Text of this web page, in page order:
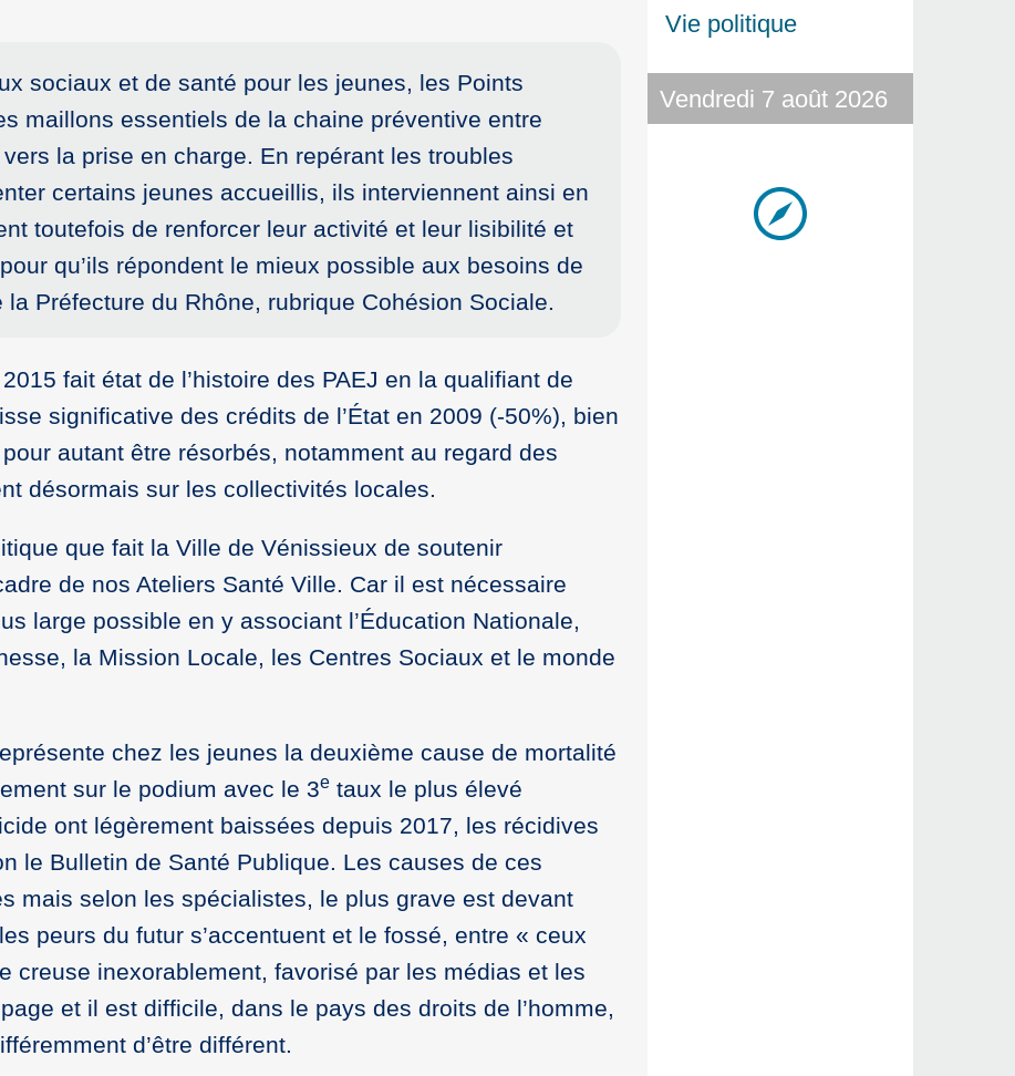
sociaux et de santé pour les jeunes, les Points
maillons essentiels de la chaine préventive entre
la prise en charge. En repérant les troubles
certains jeunes accueillis, ils interviennent ainsi en
toutefois de renforcer leur activité et leur lisibilité et
qu’ils répondent le mieux possible aux besoins de
Préfecture du Rhône, rubrique Cohésion Sociale.
fait état de l’histoire des PAEJ en la qualifiant de
significative des crédits de l’État en 2009 (-50%), bien
autant être résorbés, notamment au regard des
désormais sur les collectivités locales.
que fait la Ville de Vénissieux de soutenir
de nos Ateliers Santé Ville. Car il est nécessaire
large possible en y associant l’Éducation Nationale,
la Mission Locale, les Centres Sociaux et le monde
chez les jeunes la deuxième cause de mortalité
sur le podium avec le 3e taux le plus élevé
ont légèrement baissées depuis 2017, les récidives
le Bulletin de Santé Publique. Les causes de ces
mais selon les spécialistes, le plus grave est devant
peurs du futur s’accentuent et le fossé, entre « ceux
creuse inexorablement, favorisé par les médias et les
et il est difficile, dans le pays des droits de l’homme,
d’être différent.
Vie politique
Vendredi 7 août 2026